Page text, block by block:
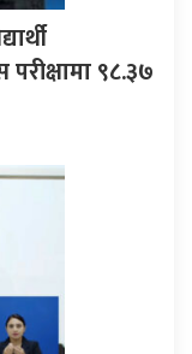
९८.३७